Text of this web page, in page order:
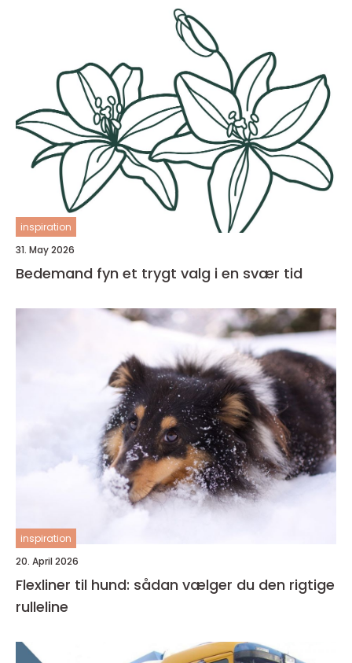
inspiration
31. May 2026
Bedemand fyn et trygt valg i en svær tid
inspiration
20. April 2026
Flexliner til hund: sådan vælger du den rigtige
rulleline